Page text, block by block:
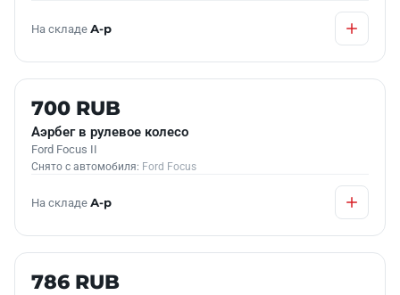
На складе А-р
Б/У В НАЛИЧИИ
700 RUB
Аэрбег в рулевое колесо
Ford Focus II
Снято с автомобиля: Ford Focus
На складе А-р
Б/У В НАЛИЧИИ
786 RUB